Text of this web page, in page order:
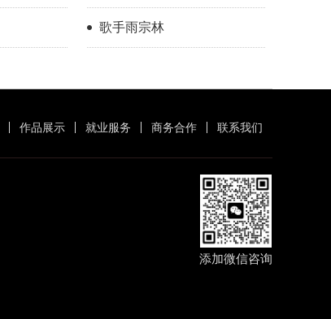
歌手雨宗林
作品展示 就业服务 商务合作 联系我们
添加微信咨询